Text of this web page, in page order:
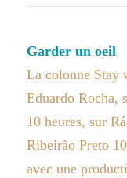
Garder un oeil
La colonne Stay
Eduardo Rocha,
10 heures, sur
Ribeirão Preto
avec une